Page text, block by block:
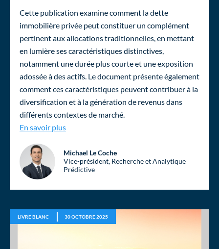
Cette publication examine comment la dette
immobilière privée peut constituer un complément
pertinent aux allocations traditionnelles, en mettant
en lumière ses caractéristiques distinctives,
notamment une durée plus courte et une exposition
adossée à des actifs. Le document présente également
comment ces caractéristiques peuvent contribuer à la
diversification et à la génération de revenus dans
différents contextes de marché.
En savoir plusDette immobilière privée : un complément
Michael Le Coche
Vice-président, Recherche et Analytique
Prédictive
LIVRE BLANC 30 OCTOBRE 2025